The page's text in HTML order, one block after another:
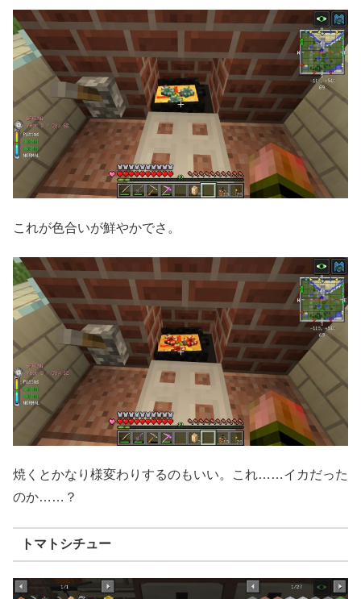
これが色合いが鮮やかでさ。
焼くとかなり様変わりするのもいい。これ……イカだった
のか……？
トマトシチュー